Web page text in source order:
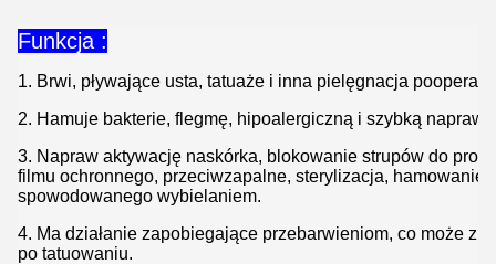
Funkcja :
1. Brwi, pływające usta, tatuaże i inna pielęgnacja
2. Hamuje bakterie, flegmę, hipoalergiczną i szybką
3. Napraw aktywację naskórka, blokowanie strupów do
filmu ochronnego, przeciwzapalne, sterylizacja, hamowanie
spowodowanego wybielaniem.
4. Ma działanie zapobiegające przebarwieniom, co może
po tatuowaniu.